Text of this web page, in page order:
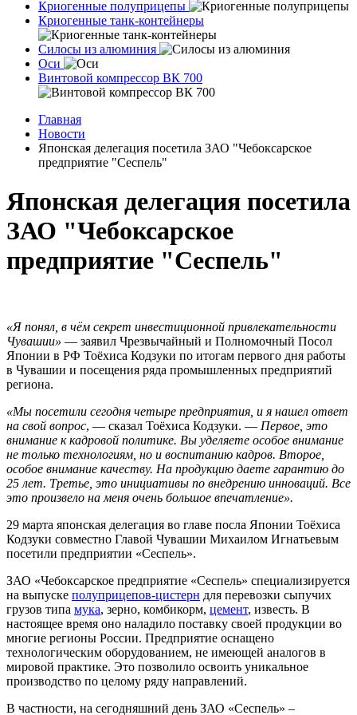
Криогенные полуприцепы
Криогенные танк-контейнеры
Силосы из алюминия
Оси
Винтовой компрессор ВК 700
Главная
Новости
Японская делегация посетила ЗАО "Чебоксарское
предприятие "Сеспель"
Японская делегация посетила
ЗАО "Чебоксарское
предприятие "Сеспель"
«Я понял, в чём секрет инвестиционной привлекательности
Чувашии» — заявил Чрезвычайный и Полномочный Посол
Японии в РФ Тоёхиса Кодзуки по итогам первого дня работы
в Чувашии и посещения ряда промышленных предприятий
региона.
«Мы посетили сегодня четыре предприятия, и я нашел ответ
на свой вопрос, — сказал Тоёхиса Кодзуки. — Первое, это
внимание к кадровой политике. Вы уделяете особое внимание
не только технологиям, но и воспитанию кадров. Второе,
особое внимание качеству. На продукцию даете гарантию до
25 лет. Третье, это инициативы по внедрению инноваций. Все
это произвело на меня очень большое впечатление».
29 марта японская делегация во главе посла Японии Тоёхиса
Кодзуки совместно Главой Чувашии Михаилом Игнатьевым
посетили предприятии «Сеспель».
ЗАО «Чебоксарское предприятие «Сеспель» специализируется
на выпуске полуприцепов-цистерн для перевозки сыпучих
грузов типа мука, зерно, комбикорм, цемент, известь. В
настоящее время оно наладило поставку своей продукции во
многие регионы России. Предприятие оснащено
технологическим оборудованием, не имеющей аналогов в
мировой практике. Это позволило освоить уникальное
производство по целому ряду направлений.
В частности, на сегодняшний день ЗАО «Сеспель» –